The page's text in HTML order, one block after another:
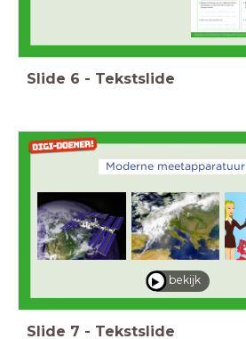
Slide 6 - Tekstslide
Moderne meetapparatuur
bekijk
Slide 7 - Tekstslide